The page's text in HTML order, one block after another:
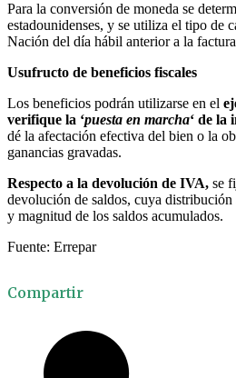
Para la conversión de moneda se
estadounidenses, y se utiliza el tipo de
Nación del día hábil anterior a la
Usufructo de beneficios fiscales
Los beneficios podrán utilizarse en el
verifique la ‘puesta en marcha‘ de la
dé la afectación efectiva del bien o la
ganancias gravadas.
Respecto a la devolución de IVA, se
devolución de saldos, cuya
y magnitud de los saldos acumulados.
Fuente: Errepar
Compartir